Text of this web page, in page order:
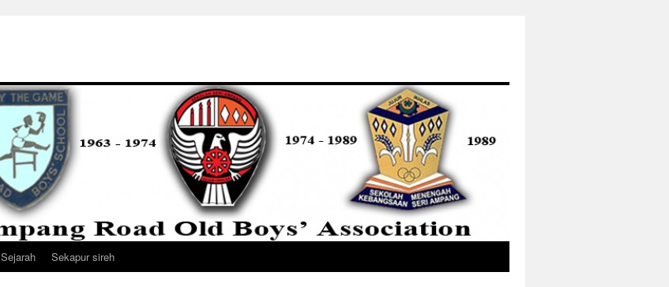
Sejarah Sekapur sireh